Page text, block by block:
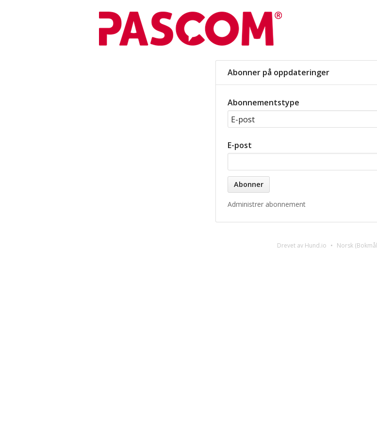
Abonner på oppdateringer
Abonnementstype
E-post
Administrer abonnement
Drevet av Hund.io Norsk